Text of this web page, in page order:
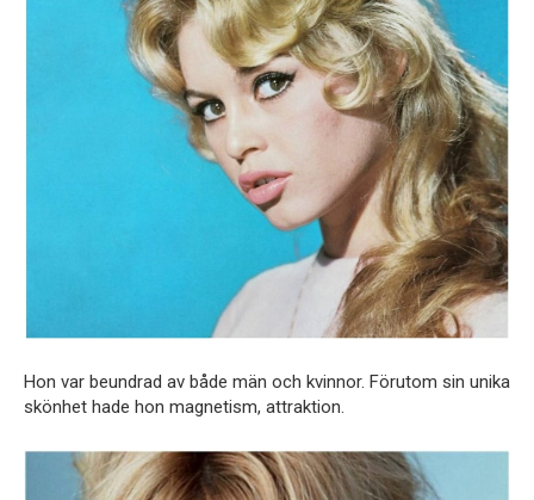
Hon var beundrad av både män och kvinnor. Förutom sin unika
skönhet hade hon magnetism, attraktion.